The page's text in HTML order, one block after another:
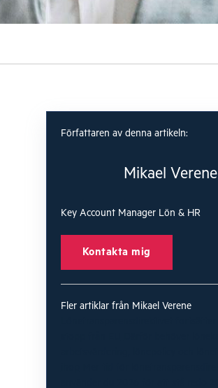
Författaren av denna artikeln:
Mikael Verene
Key Account Manager Lön & HR
Kontakta mig
Fler artiklar från Mikael Verene